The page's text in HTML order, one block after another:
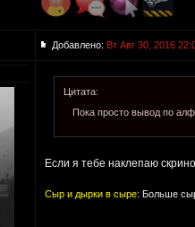
Добавлено: Вт Авг 30, 2016
Цитата:
Пока просто вывод по
Если я тебе наклепаю
Сыр и дырки в сыре: Больше